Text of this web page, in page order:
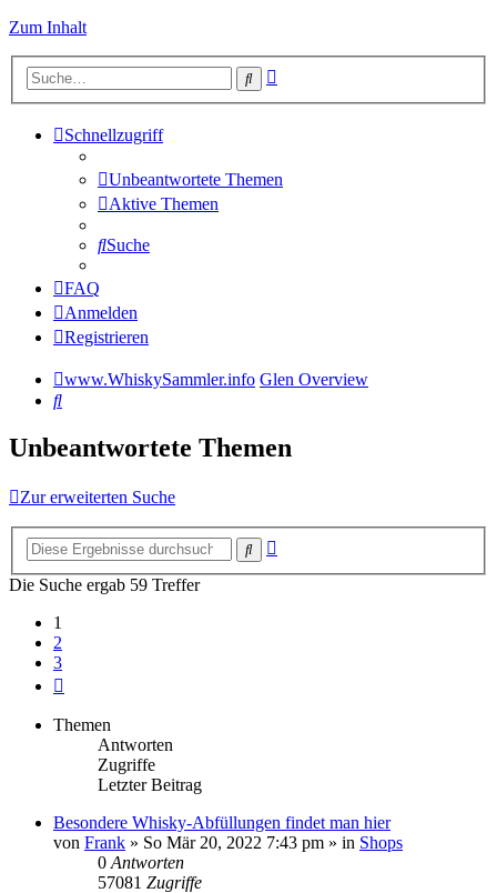
Zum Inhalt
Suche
Schnellzugriff
Unbeantwortete Themen
Aktive Themen
Suche
FAQ
Anmelden
Registrieren
www.WhiskySammler.info Glen Overview
Suche
Unbeantwortete Themen
Zur erweiterten Suche
Suche
Die Suche ergab 59 Treffer
1
2
3
Themen
Antworten
Zugriffe
Letzter Beitrag
Besondere Whisky-Abfüllungen findet man hier
von Frank » So Mär 20, 2022 7:43 pm » in Shops
0 Antworten
57081 Zugriffe